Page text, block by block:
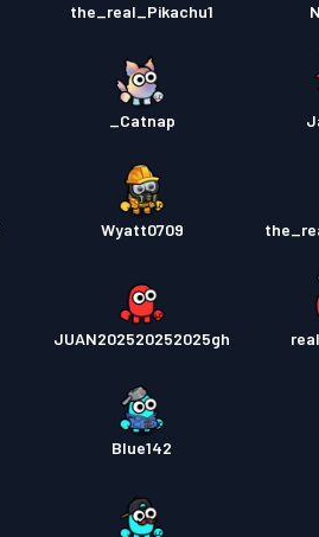
the_real_Pikachu1
_Catnap
Wyatt0709
JUAN202520252025gh
Blue142